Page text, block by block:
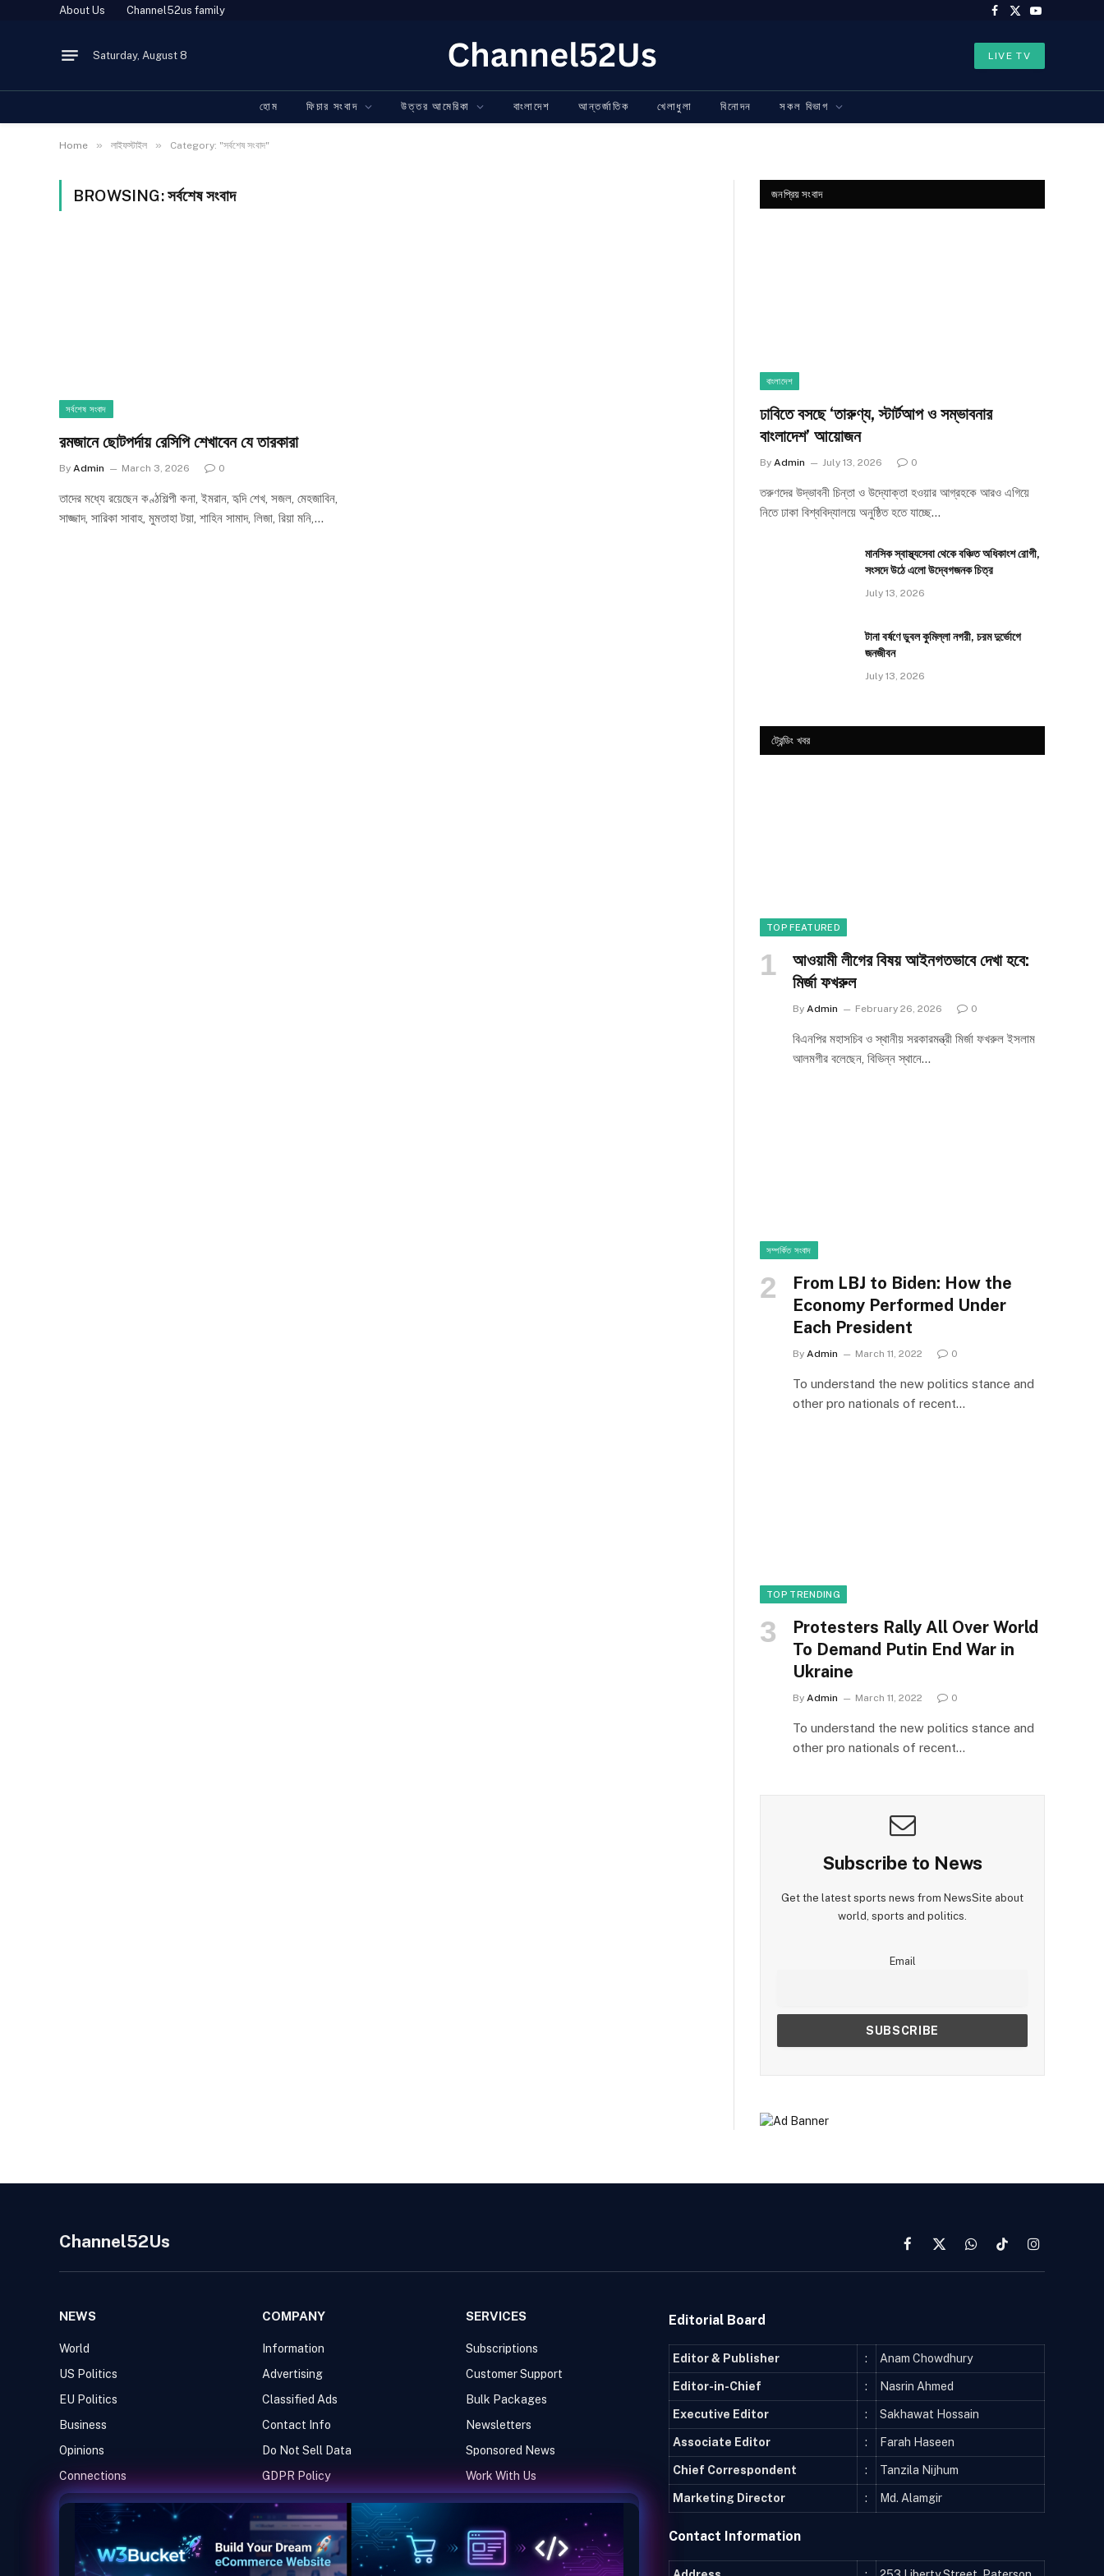
About Us Channel52us family
Facebook
X
YouTube
Saturday, August 8 LIVE TV
হোম ফিচার সংবাদ উত্তর আমেরিকা বাংলাদেশ আন্তর্জাতিক খেলাধুলা বিনোদন সকল বিভাগ
Home » লাইফস্টাইল » Category: "সর্বশেষ সংবাদ"
BROWSING:সর্বশেষ সংবাদ
সর্বশেষ সংবাদ
রমজানে ছোটপর্দায় রেসিপি শেখাবেন যে তারকারা
By Admin March 3, 2026 0
তাদের মধ্যে রয়েছেন কণ্ঠশিল্পী কনা, ইমরান, হৃদি শেখ, সজল, মেহজাবিন,
সাজ্জাদ, সারিকা সাবাহ, মুমতাহা টয়া, শাহিন সামাদ, লিজা, রিয়া মনি,…
জনপ্রিয় সংবাদ
বাংলাদেশ
ঢাবিতে বসছে ‘তারুণ্য, স্টার্টআপ ও সম্ভাবনার
বাংলাদেশ’ আয়োজন
By Admin July 13, 2026 0
তরুণদের উদ্ভাবনী চিন্তা ও উদ্যোক্তা হওয়ার আগ্রহকে আরও এগিয়ে
নিতে ঢাকা বিশ্ববিদ্যালয়ে অনুষ্ঠিত হতে যাচ্ছে…
মানসিক স্বাস্থ্যসেবা থেকে বঞ্চিত অধিকাংশ রোগী,
সংসদে উঠে এলো উদ্বেগজনক চিত্র
July 13, 2026
টানা বর্ষণে ডুবল কুমিল্লা নগরী, চরম দুর্ভোগে
জনজীবন
July 13, 2026
ট্রেন্ডিং খবর
TOP FEATURED
আওয়ামী লীগের বিষয় আইনগতভাবে দেখা হবে:
মির্জা ফখরুল
By Admin February 26, 2026 0
বিএনপির মহাসচিব ও স্থানীয় সরকারমন্ত্রী মির্জা ফখরুল ইসলাম
আলমগীর বলেছেন, বিভিন্ন স্থানে…
সম্পর্কিত সংবাদ
From LBJ to Biden: How the
Economy Performed Under
Each President
By Admin March 11, 2022 0
To understand the new politics stance and
other pro nationals of recent…
TOP TRENDING
Protesters Rally All Over World
To Demand Putin End War in
Ukraine
By Admin March 11, 2022 0
To understand the new politics stance and
other pro nationals of recent…
Subscribe to News
Get the latest sports news from NewsSite about
world, sports and politics.
Email
Channel52Us Facebook
X
WhatsAppTikTokInstagram
NEWS
World
US Politics
EU Politics
Business
Opinions
Connections
COMPANY
Information
Advertising
Classified Ads
Contact Info
Do Not Sell Data
GDPR Policy
SERVICES
Subscriptions
Customer Support
Bulk Packages
Newsletters
Sponsored News
Work With Us
Editorial Board
Editor & Publisher : Anam Chowdhury
Editor-in-Chief : Nasrin Ahmed
Executive Editor : Sakhawat Hossain
Associate Editor : Farah Haseen
Chief Correspondent : Tanzila Nijhum
Marketing Director : Md. Alamgir
Contact Information